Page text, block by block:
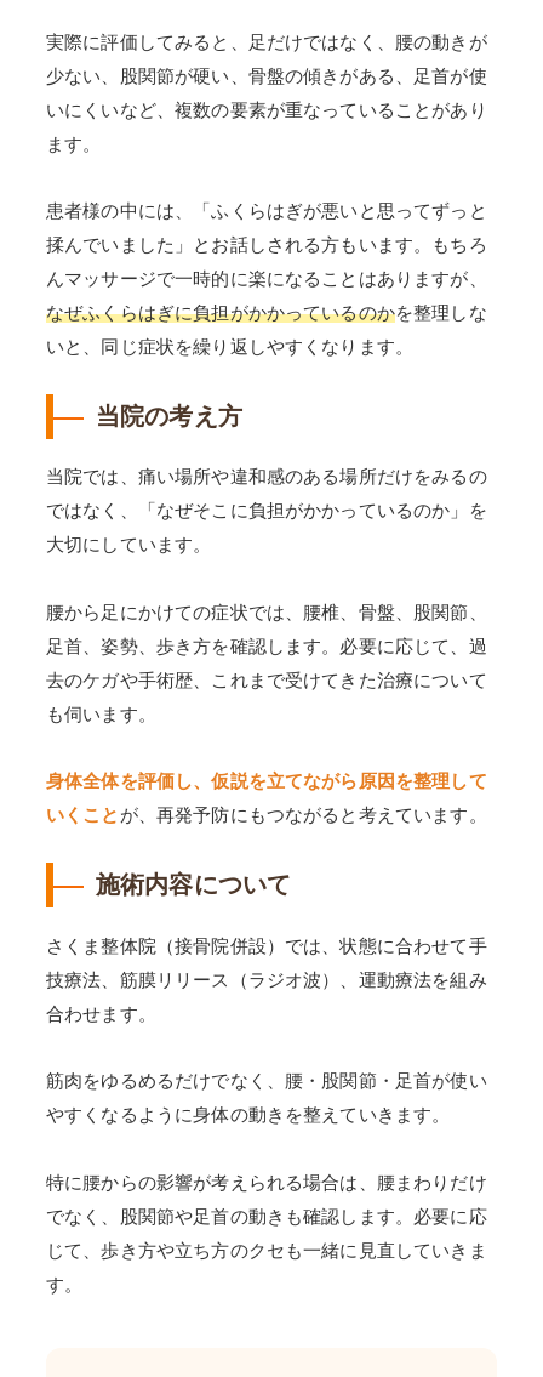
実際に評価してみると、足だけではなく、腰の動きが
少ない、股関節が硬い、骨盤の傾きがある、足首が使
いにくいなど、複数の要素が重なっていることがあり
ます。
患者様の中には、「ふくらはぎが悪いと思ってずっと
揉んでいました」とお話しされる方もいます。もちろ
んマッサージで一時的に楽になることはありますが、
なぜふくらはぎに負担がかかっているのかを整理しな
いと、同じ症状を繰り返しやすくなります。
当院の考え方
当院では、痛い場所や違和感のある場所だけをみるの
ではなく、「なぜそこに負担がかかっているのか」を
大切にしています。
腰から足にかけての症状では、腰椎、骨盤、股関節、
足首、姿勢、歩き方を確認します。必要に応じて、過
去のケガや手術歴、これまで受けてきた治療について
も伺います。
身体全体を評価し、仮説を立てながら原因を整理して
いくこと が、再発予防にもつながると考えています。
施術内容について
さくま整体院（接骨院併設）では、状態に合わせて手
技療法、筋膜リリース（ラジオ波）、運動療法を組み
合わせます。
筋肉をゆるめるだけでなく、腰・股関節・足首が使い
やすくなるように身体の動きを整えていきます。
特に腰からの影響が考えられる場合は、腰まわりだけ
でなく、股関節や足首の動きも確認します。必要に応
じて、歩き方や立ち方のクセも一緒に見直していきま
す。